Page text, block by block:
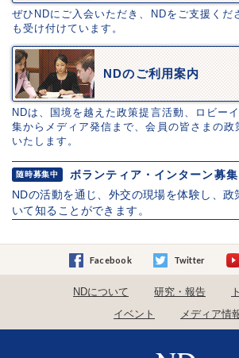
ぜひNDにご入会いただき、NDをご支援くだ
も受け付けています。
NDのご利用案内
NDは、国境を越えた政策提言活動、ロビー
集からメディア発信まで、会員の皆さまの政
いたします。
随時募集中
ボランティア・インターン募集
NDの活動を通じ、外交の現場を体験し、政
いて知ることができます。
Facebook Twitter
NDについて 研究・報告
イベント
メディア情